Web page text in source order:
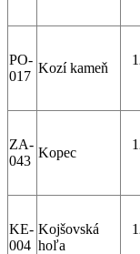
PO-
017
Kozí kameň
ZA-
043
Kopec
KE-
004
Kojšovská
hoľa